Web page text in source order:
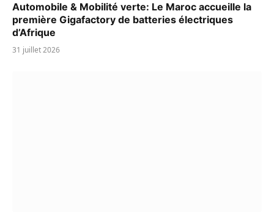
Automobile & Mobilité verte: Le Maroc accueille la
première Gigafactory de batteries électriques
d’Afrique
31 juillet 2026